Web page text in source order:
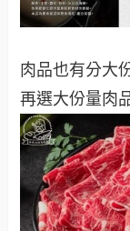
肉品也有分大
再選大份量肉